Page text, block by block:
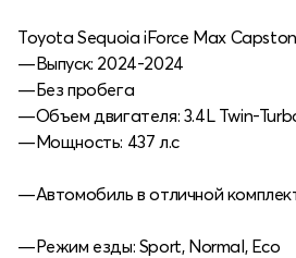
Toyota Sequoia iForce Max
—Выпуск: 2024-2024
—Без пробега
—Объем двигателя: 3.4L Twin-
—Мощность: 437 л.с
—Автомобиль в отличной
—Режим езды: Sport, Normal, Eco